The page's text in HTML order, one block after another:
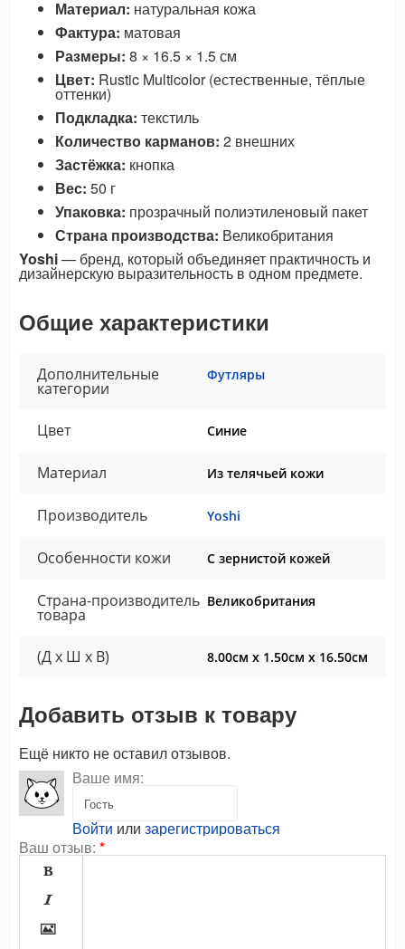
Материал: натуральная кожа
Фактура: матовая
Размеры: 8 × 16.5 × 1.5 см
Цвет: Rustic Multicolor (естественные, тёплые
оттенки)
Подкладка: текстиль
Количество карманов: 2 внешних
Застёжка: кнопка
Вес: 50 г
Упаковка: прозрачный полиэтиленовый пакет
Страна производства: Великобритания
Yoshi— бренд, который объединяет практичность и
дизайнерскую выразительность в одном предмете.
Общие характеристики
Дополнительные
категории
Футляры
Цвет Синие
Материал Из телячьей кожи
Производитель Yoshi
Особенности кожи С зернистой кожей
Страна-производитель
товара
Великобритания
(Д x Ш x В) 8.00см x 1.50см x 16.50см
Добавить отзыв к товару
Ещё никто не оставил отзывов.
Ваше имя:
Войти или зарегистрироваться
Ваш отзыв: *


